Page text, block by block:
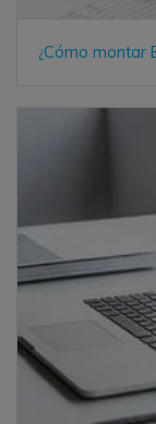
¿Cómo montar